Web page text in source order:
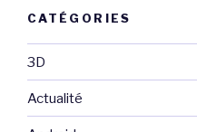
CATÉGORIES
3D
Actualité